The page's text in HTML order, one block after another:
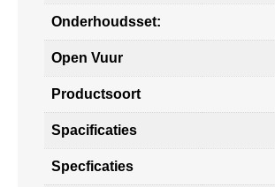
Onderhoudsset:
Open Vuur
Productsoort
Spacificaties
Specficaties